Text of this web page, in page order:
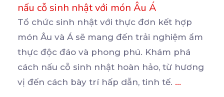
nấu cỗ sinh nhật với món Âu Á
Tổ chức sinh nhật với thực đơn kết hợp
món Âu và Á sẽ mang đến trải nghiệm ẩm
thực độc đáo và phong phú. Khám phá
cách nấu cỗ sinh nhật hoàn hảo, từ hương
vị đến cách bày trí hấp dẫn, tinh tế. ...